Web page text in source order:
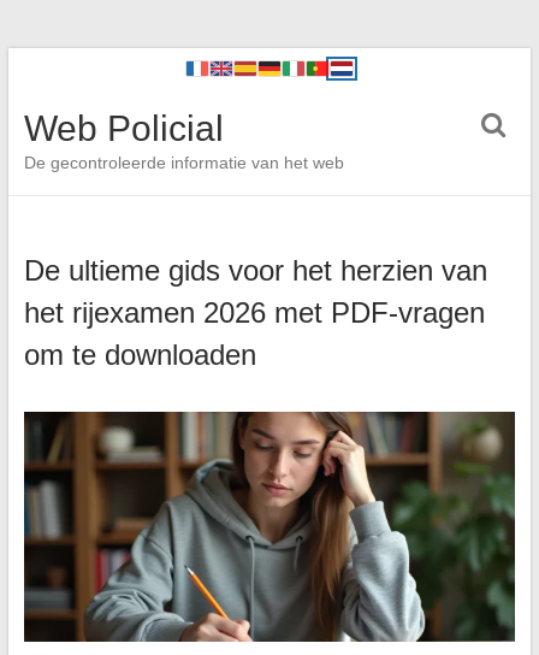
Web Policial
De gecontroleerde informatie van het web
De ultieme gids voor het herzien van
het rijexamen 2026 met PDF-vragen
om te downloaden